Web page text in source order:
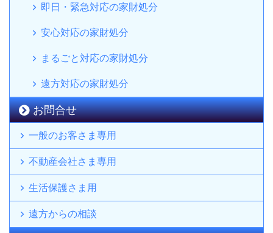
即日・緊急対応の家財処分
安心対応の家財処分
まるごと対応の家財処分
遠方対応の家財処分
お問合せ
一般のお客さま専用
不動産会社さま専用
生活保護さま用
遠方からの相談